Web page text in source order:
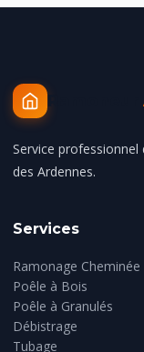
Service
des Ardennes.
Services
Ramonage Cheminée
Poêle à Bois
Poêle à Granulés
Débistrage
Tubage